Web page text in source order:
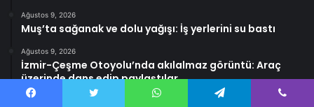
Ağustos 9, 2026
Muş’ta sağanak ve dolu yağışı: İş yerlerini su bastı
Ağustos 9, 2026
İzmir-Çeşme Otoyolu’nda akılalmaz görüntü: Araç
üzerinde dans edip paylaştılar
Ağustos 8, 2026